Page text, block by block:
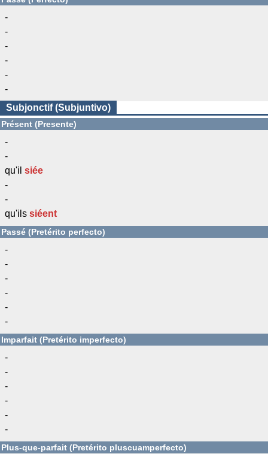
-
-
-
-
-
-
Subjonctif (Subjuntivo)
Présent (Presente)
-
-
qu'il siée
-
-
qu'ils siéent
Passé (Pretérito perfecto)
-
-
-
-
-
-
Imparfait (Pretérito imperfecto)
-
-
-
-
-
-
Plus-que-parfait (Pretérito pluscuamperfecto)